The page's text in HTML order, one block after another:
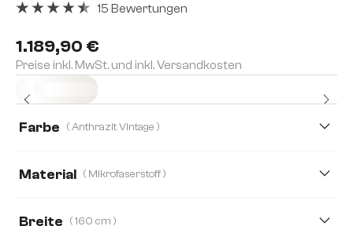
1.189,90 €
Preise inkl. MwSt. und inkl. Versandkosten
15 Bewertungen
Farbe ( Anthrazit Vintage )
Material ( Mikrofaserstoff )
Breite ( 160 cm )